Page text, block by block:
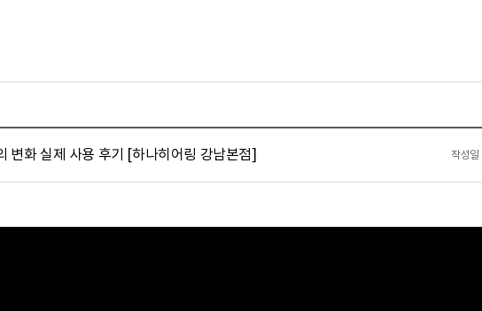
변화 실제 사용 후기 [하나히어링 강남본점] 작성일